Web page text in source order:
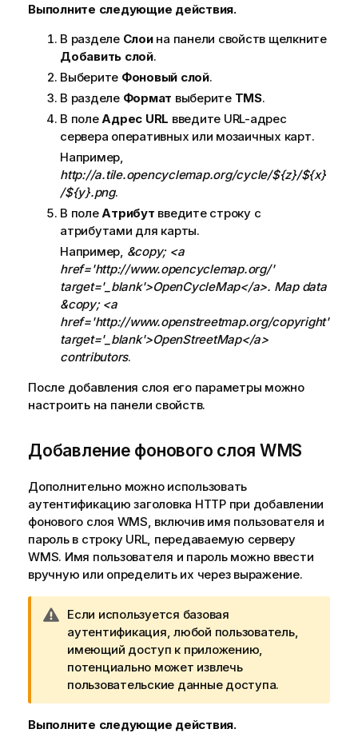
Выполните следующие действия.
В разделе Слоина панели свойств щелкните
Добавить слой.
Выберите Фоновый слой.
В разделе Формат выберите TMS.
В поле Адрес URL введите URL-адрес
сервера оперативных или мозаичных карт.
Например,
http://a.tile.opencyclemap.org/cycle/${z}/${x}
/${y}.png.
В поле Атрибут введите строку с
атрибутами для карты.
Например, &copy; <a
href='http://www.opencyclemap.org/'
target='_blank'>OpenCycleMap</a>. Map data
&copy; <a
href='http://www.openstreetmap.org/copyright'
target='_blank'>OpenStreetMap</a>
contributors.
После добавления слоя его параметры можно
настроить на панели свойств.
Добавление фонового слоя WMS
Дополнительно можно использовать
аутентификацию заголовка HTTP при добавлении
фонового слоя WMS , включив имя пользователя и
пароль в строку URL, передаваемую серверу
WMS. Имя пользователя и пароль можно ввести
вручную или определить их через выражение.
П
р
и
м
е
ч
а
Если используется базовая
аутентификация, любой пользователь,
имеющий доступ к приложению,
потенциально может извлечь
пользовательские данные доступа.
Выполните следующие действия.